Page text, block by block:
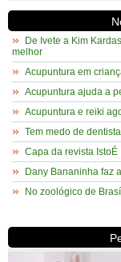
De Ivete a Kim
melhor
Acupuntura em
Acupuntura ajuda a
Acupuntura e reiki
Tem medo de
Capa da revista
Dany Bananinha faz
No zoológico de